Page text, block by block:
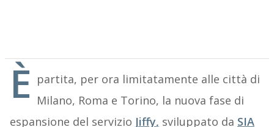
È partita, per ora limitatamente alle città di
Milano, Roma e Torino, la nuova fase di
espansione del servizio Jiffy, sviluppato da SIA